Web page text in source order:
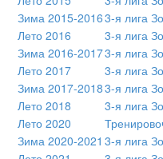
Зима 2015-20163-я лига
Лето 2016
3-я лига
Зима 2016-20173-я лига
Лето 2017
3-я лига
Зима 2017-20183-я лига
Лето 2018
3-я лига
Лето 2020
Зима 2020-2021 3-я лига